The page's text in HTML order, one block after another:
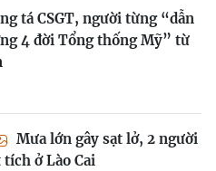
tá CSGT, người từng “dẫn
4 đời Tổng thống Mỹ” từ
Mưa lớn gây sạt lở, 2 người
tích ở Lào Cai